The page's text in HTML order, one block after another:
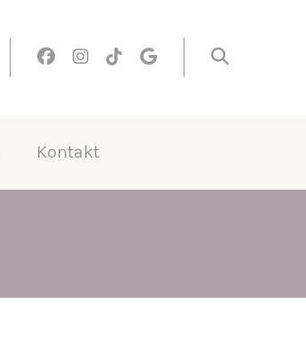
Kontakt